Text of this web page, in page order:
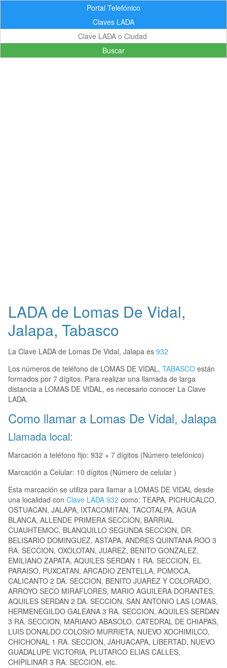
Portal Telefónico
Claves LADA
Buscar
LADA de Lomas De Vidal,
Jalapa, Tabasco
La Clave LADA de Lomas De Vidal, Jalapa es 932
Los números de teléfono de LOMAS DE VIDAL, TABASCO están
formados por 7 dígitos. Para realizar una llamada de larga
distancia a LOMAS DE VIDAL, es necesario conocer La Clave
LADA.
Como llamar a Lomas De Vidal, Jalapa
Llamada local:
Marcación a teléfono fijo: 932 + 7 dígitos (Número telefónico)
Marcación a Celular: 10 dígitos (Número de celular )
Esta marcación se utiliza para llamar a LOMAS DE VIDAL desde
una localidad con Clave LADA 932 como: TEAPA, PICHUCALCO,
OSTUACAN, JALAPA, IXTACOMITAN, TACOTALPA, AGUA
BLANCA, ALLENDE PRIMERA SECCION, BARRIAL
CUAUHTEMOC, BLANQUILLO SEGUNDA SECCION, DR.
BELISARIO DOMINGUEZ, ASTAPA, ANDRES QUINTANA ROO 3
RA. SECCION, OXOLOTAN, JUAREZ, BENITO GONZALEZ,
EMILIANO ZAPATA, AQUILES SERDAN 1 RA. SECCION, EL
PARAISO, PUXCATAN, ARCADIO ZENTELLA, POMOCA,
CALICANTO 2 DA. SECCION, BENITO JUAREZ Y COLORADO,
ARROYO SECO MIRAFLORES, MARIO AGUILERA DORANTES,
AQUILES SERDAN 2 DA. SECCION, SAN ANTONIO LAS LOMAS,
HERMENEGILDO GALEANA 3 RA. SECCION, AQUILES SERDAN
3 RA. SECCION, MARIANO ABASOLO, CATEDRAL DE CHIAPAS,
LUIS DONALDO COLOSIO MURRIETA, NUEVO XOCHIMILCO,
CHICHONAL 1 RA. SECCION, JAHUACAPA, LIBERTAD, NUEVO
GUADALUPE VICTORIA, PLUTARCO ELIAS CALLES,
CHIPILINAR 3 RA. SECCION, etc.